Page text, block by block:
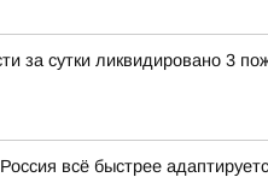
за сутки ликвидировано 3
всё быстрее